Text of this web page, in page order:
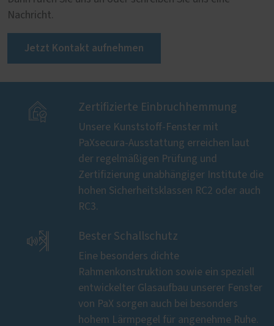
Nachricht.
Jetzt Kontakt aufnehmen
 Zertifizierte Einbruchhemmung
Unsere Kunststoff-Fenster mit
PaXsecura-Ausstattung erreichen laut
der regelmäßigen Prüfung und
Zertifizierung unabhängiger Institute die
hohen Sicherheitsklassen RC2 oder auch
RC3.
 Bester Schallschutz
Eine besonders dichte
Rahmenkonstruktion sowie ein speziell
entwickelter Glasaufbau unserer Fenster
von PaX sorgen auch bei besonders
hohem Lärmpegel für angenehme Ruhe.